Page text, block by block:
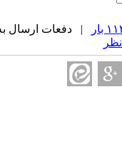
| دفعات ارسال به